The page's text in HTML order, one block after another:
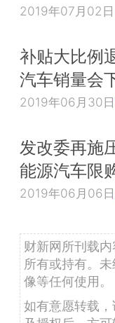
2019年07月02日
补贴大比例
汽车销量会
2019年06月30日
发改委再施
能源汽车限
2019年06月06日
财新网所刊载
所有或持有。
像等任何使用。
如有意愿转载